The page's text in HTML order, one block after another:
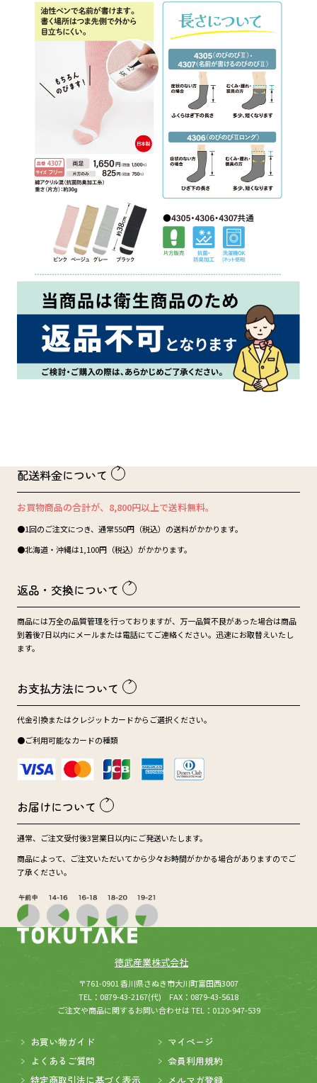
配送料金について
お買物商品の合計が、8,800円以上で送料無料。
●1回のご注文につき、通常550円（税込）の送料がかかります。
●北海道・沖縄は1,100円（税込）がかかります。
返品・交換について
商品には万全の品質管理を行っておりますが、万一品質不良があった場合は商品
到着後7日以内にメールまたは電話にてご連絡ください。迅速にお取替えいたし
ます。
お支払方法について
代金引換またはクレジットカードからご選択ください。
●ご利用可能なカードの種類
お届けについて
通常、ご注文受付後3営業日以内にご発送いたします。
商品によって、ご注文いただいてから少々お時間がかかる場合がありますのでご
了承ください。
徳武産業株式会社
所在：
〒761-0901 香川県さぬき市大川町富田西3007
TEL：0879-43-2167(代) FAX：0879-43-5618
ご注文や商品に関するお問い合わせは TEL：0120-947-539
お買い物ガイド
よくあるご質問
特定商取引法に基づく表示
マイページ
会員利用規約
メルマガ登録